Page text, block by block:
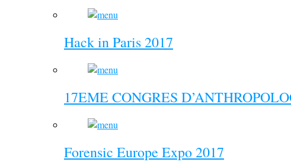
Hack in Paris 2017
17EME CONGRES
Forensic Europe Expo 2017